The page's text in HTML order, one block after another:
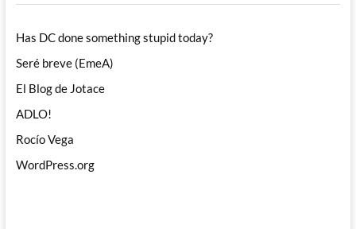
Has DC done something stupid today?
Seré breve (EmeA)
El Blog de Jotace
ADLO!
Rocío Vega
WordPress.org